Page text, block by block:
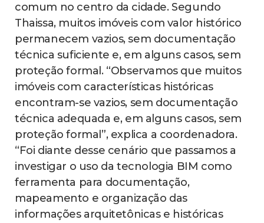
comum no centro da cidade. Segundo
Thaissa, muitos imóveis com valor histórico
permanecem vazios, sem documentação
técnica suficiente e, em alguns casos, sem
proteção formal. “Observamos que muitos
imóveis com características históricas
encontram-se vazios, sem documentação
técnica adequada e, em alguns casos, sem
proteção formal”, explica a coordenadora.
“Foi diante desse cenário que passamos a
investigar o uso da tecnologia BIM como
ferramenta para documentação,
mapeamento e organização das
informações arquitetônicas e históricas